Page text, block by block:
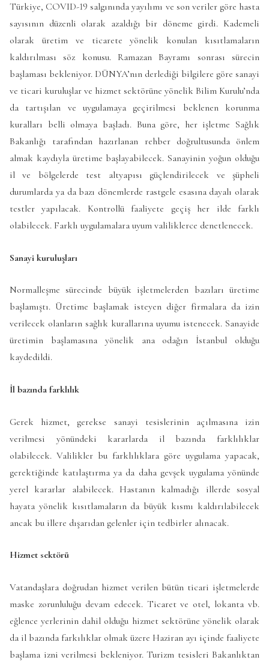
Türkiye, COVID-19 salgınında yayılımı ve son veriler göre hasta
sayısının düzenli olarak azaldığı bir döneme girdi. Kademeli
olarak üretim ve ticarete yönelik konulan kısıtlamaların
kaldırılması söz konusu. Ramazan Bayramı sonrası sürecin
başlaması bekleniyor. DÜNYA’nın derlediği bilgilere göre sanayi
ve ticari kuruluşlar ve hizmet sektörüne yönelik Bilim Kurulu’nda
da tartışılan ve uygulamaya geçirilmesi beklenen korunma
kuralları belli olmaya başladı. Buna göre, her işletme Sağlık
Bakanlığı tarafından hazırlanan rehber doğrultusunda önlem
almak kaydıyla üretime başlayabilecek. Sanayinin yoğun olduğu
il ve bölgelerde test altyapısı güçlendirilecek ve şüpheli
durumlarda ya da bazı dönemlerde rastgele esasına dayalı olarak
testler yapılacak. Kontrollü faaliyete geçiş her ilde farklı
olabilecek. Farklı uygulamalara uyum valiliklerce denetlenecek.
Sanayi kuruluşları
Normalleşme sürecinde büyük işletmelerden bazıları üretime
başlamıştı. Üretime başlamak isteyen diğer firmalara da izin
verilecek olanların sağlık kurallarına uyumu istenecek. Sanayide
üretimin başlamasına yönelik ana odağın İstanbul olduğu
kaydedildi.
İl bazında farklılık
Gerek hizmet, gerekse sanayi tesislerinin açılmasına izin
verilmesi yönündeki kararlarda il bazında farklılıklar
olabilecek. Valilikler bu farklılıklara göre uygulama yapacak,
gerektiğinde katılaştırma ya da daha gevşek uygulama yönünde
yerel kararlar alabilecek. Hastanın kalmadığı illerde sosyal
hayata yönelik kısıtlamaların da büyük kısmı kaldırılabilecek
ancak bu illere dışarıdan gelenler için tedbirler alınacak.
Hizmet sektörü
Vatandaşlara doğrudan hizmet verilen bütün ticari işletmelerde
maske zorunluluğu devam edecek. Ticaret ve otel, lokanta vb.
eğlence yerlerinin dahil olduğu hizmet sektörüne yönelik olarak
da il bazında farkılıklar olmak üzere Haziran ayı içinde faaliyete
başlama izni verilmesi bekleniyor. Turizm tesisleri Bakanlıktan